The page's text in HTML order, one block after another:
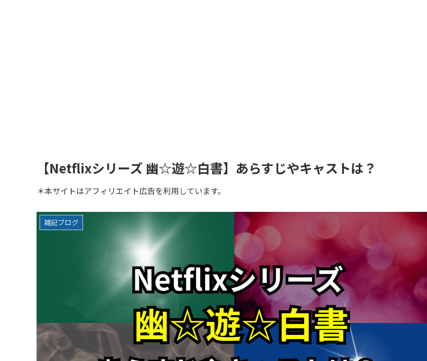
【Netflixシリーズ 幽☆遊☆白書】あらすじやキャストは？
＊本サイトはアフィリエイト広告を利用しています。
雑記ブログ